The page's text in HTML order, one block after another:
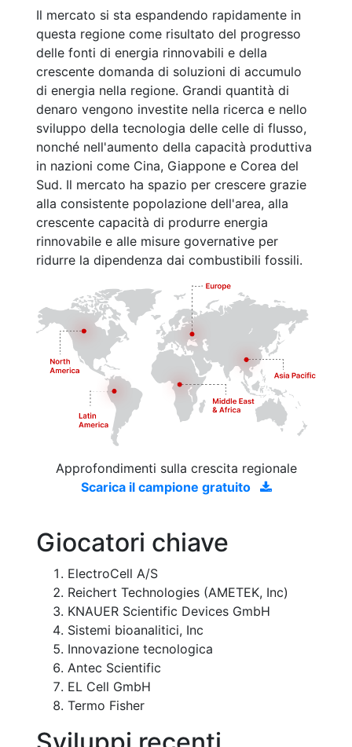
Il mercato si sta espandendo rapidamente in
questa regione come risultato del progresso
delle fonti di energia rinnovabili e della
crescente domanda di soluzioni di accumulo
di energia nella regione. Grandi quantità di
denaro vengono investite nella ricerca e nello
sviluppo della tecnologia delle celle di flusso,
nonché nell'aumento della capacità produttiva
in nazioni come Cina, Giappone e Corea del
Sud. Il mercato ha spazio per crescere grazie
alla consistente popolazione dell'area, alla
crescente capacità di produrre energia
rinnovabile e alle misure governative per
ridurre la dipendenza dai combustibili fossili.
Approfondimenti sulla crescita regionale
Scarica il campione gratuito
Giocatori chiave
ElectroCell A/S
Reichert Technologies (AMETEK, Inc)
KNAUER Scientific Devices GmbH
Sistemi bioanalitici, Inc
Innovazione tecnologica
Antec Scientific
EL Cell GmbH
Termo Fisher